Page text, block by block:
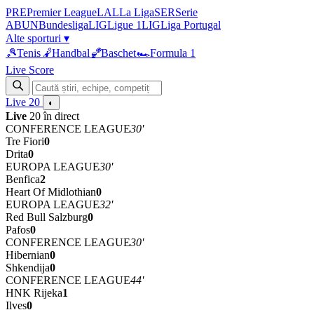
PREPremier LeagueLALLa LigaSERSerie
ABUNBundesligaLIGLigue 1LIGLiga Portugal
Alte sporturi ▾
🎾Tenis 🤾Handbal🏀Baschet🏎Formula 1
Live Score
Live 20 ◐
Live 20 în direct
CONFERENCE LEAGUE30'
Tre Fiori0
Drita0
EUROPA LEAGUE30'
Benfica2
Heart Of Midlothian0
EUROPA LEAGUE32'
Red Bull Salzburg0
Pafos0
CONFERENCE LEAGUE30'
Hibernian0
Shkendija0
CONFERENCE LEAGUE44'
HNK Rijeka1
Ilves0